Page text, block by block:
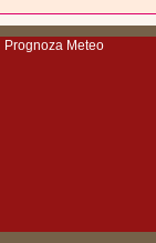
Prognoza Meteo